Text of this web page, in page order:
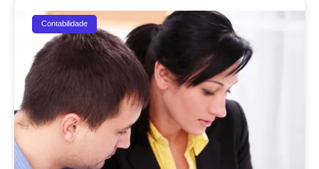
Contabilidade